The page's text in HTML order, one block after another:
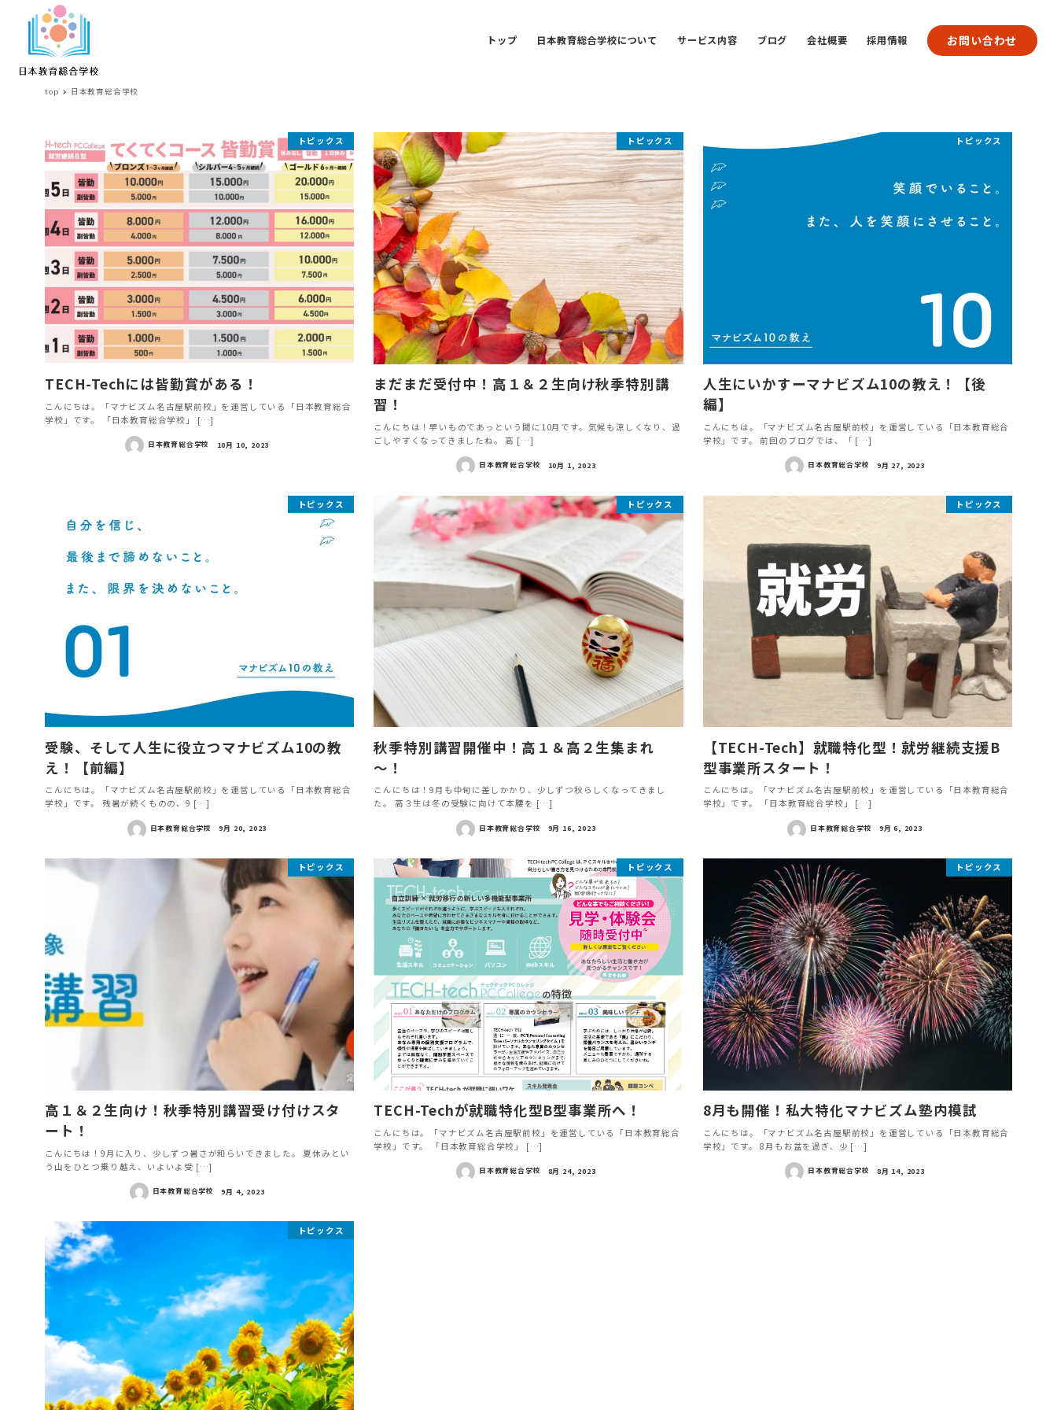
トップ 日本教育総合学校について サービス内容 ブログ 会社概要 採用情報 お問い合わせ
top 日本教育総合学校
日
本
教
育
総
合
学
校
トピックス
TECH-Techには皆勤賞がある！
こんにちは。「マナビズム名古屋駅前校」を運営している「日本教育総合
学校」です。 「日本教育総合学校」 […]
日本教育総合学校 10月 10, 2023
トピックス
まだまだ受付中！高１＆２生向け秋季特別講
習！
こんにちは！早いものであっという間に10月です。気候も涼しくなり、過
ごしやすくなってきましたね。 高 […]
日本教育総合学校 10月 1, 2023
トピックス
人生にいかすーマナビズム10の教え！【後
編】
こんにちは。「マナビズム名古屋駅前校」を運営している「日本教育総合
学校」です。 前回のブログでは、「 […]
日本教育総合学校 9月 27, 2023
トピックス
受験、そして人生に役立つマナビズム10の教
え！【前編】
こんにちは。「マナビズム名古屋駅前校」を運営している「日本教育総合
学校」です。 残暑が続くものの、9 […]
日本教育総合学校 9月 20, 2023
トピックス
秋季特別講習開催中！高１＆高２生集まれ
～！
こんにちは！9月も中旬に差しかかり、少しずつ秋らしくなってきまし
た。 高３生は冬の受験に向けて本腰を […]
日本教育総合学校 9月 16, 2023
トピックス
【TECH-Tech】就職特化型！就労継続支援B
型事業所スタート！
こんにちは。「マナビズム名古屋駅前校」を運営している「日本教育総合
学校」です。 「日本教育総合学校」 […]
日本教育総合学校 9月 6, 2023
トピックス
高１＆２生向け！秋季特別講習受け付けスタ
ート！
こんにちは！9月に入り、少しずつ暑さが和らいできました。 夏休みとい
う山をひとつ乗り越え、いよいよ受 […]
日本教育総合学校 9月 4, 2023
トピックス
TECH-Techが就職特化型B型事業所へ！
こんにちは。「マナビズム名古屋駅前校」を運営している「日本教育総合
学校」です。 「日本教育総合学校」 […]
日本教育総合学校 8月 24, 2023
トピックス
8月も開催！私大特化マナビズム塾内模試
こんにちは。「マナビズム名古屋駅前校」を運営している「日本教育総合
学校」です。 8月もお盆を過ぎ、少 […]
日本教育総合学校 8月 14, 2023
トピックス